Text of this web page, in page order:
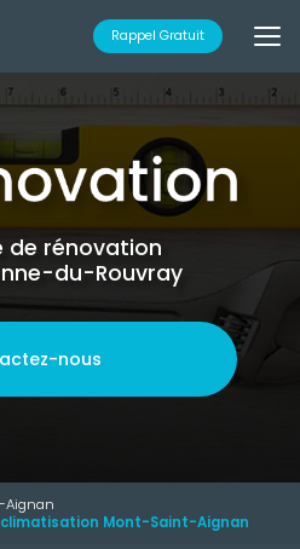
Rappel Gratuit
de rénovation
du-Rouvray
nous
Aignan
Mont-Saint-Aignan